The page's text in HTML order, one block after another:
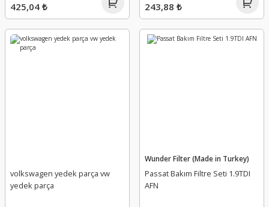
425,04 ₺ 243,88 ₺
volkswagen yedek parça vw
yedek parça
Wunder Filter (Made in Turkey)
Passat Bakım Filtre Seti 1.9TDI
AFN